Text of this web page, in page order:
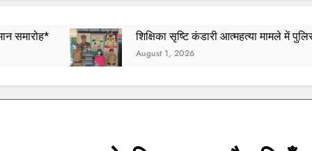
शिक्षिका सृष्टि कंडारी आत्महत्या मामले में पुलिस ने दो लोगों
August 1, 2026